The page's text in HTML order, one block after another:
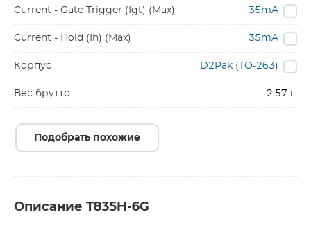
Current - Gate Trigger (Igt) (Max) 35mA
Current - Hold (Ih) (Max) 35mA
Корпус D2Pak (TO-263)
Вес брутто 2.57 г.
Подобрать похожие
Описание T835H-6G